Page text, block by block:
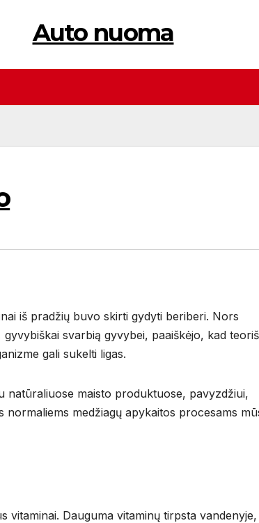
Auto nuoma
iš pradžių buvo skirti gydyti beriberi. Nors
svarbią gyvybei, paaiškėjo, kad
gali sukelti ligas.
natūraliuose maisto produktuose, pavyzdžiui,
medžiagų apykaitos procesams
vitaminai. Dauguma vitaminų tirpsta